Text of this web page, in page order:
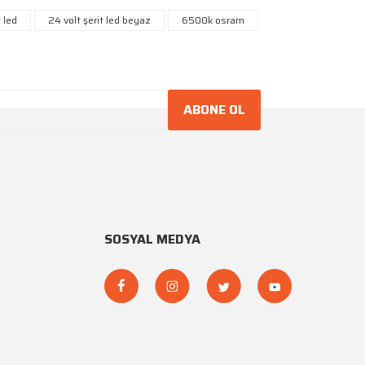
24 volt şerit led beyaz
6500k osram
ABONE OL
SOSYAL MEDYA